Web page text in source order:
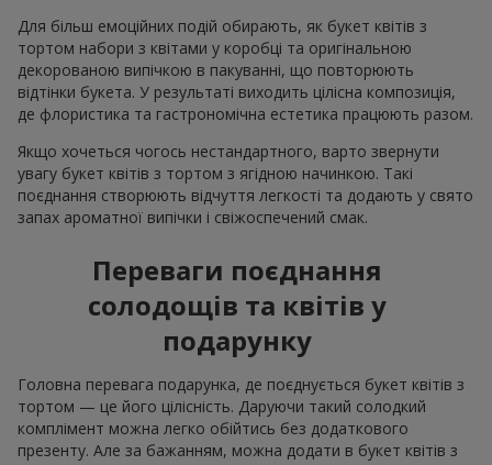
Для більш емоційних подій обирають, як букет квітів з
тортом набори з квітами у коробці та оригінальною
декорованою випічкою в пакуванні, що повторюють
відтінки букета. У результаті виходить цілісна композиція,
де флористика та гастрономічна естетика працюють разом.
Якщо хочеться чогось нестандартного, варто звернути
увагу букет квітів з тортом з ягідною начинкою. Такі
поєднання створюють відчуття легкості та додають у свято
запах ароматної випічки і свіжоспечений смак.
Переваги поєднання
солодощів та квітів у
подарунку
Головна перевага подарунка, де поєднується букет квітів з
тортом — це його цілісність. Даруючи такий солодкий
комплімент можна легко обійтись без додаткового
презенту. Але за бажанням, можна додати в букет квітів з